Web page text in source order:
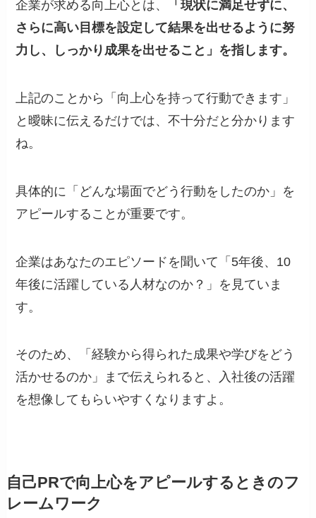
企業が求める向上心とは、
「現状に満足せずに、
さらに高い目標を設定して結果を出せるように努
力し、しっかり成果を出せること」を指します。
上記のことから「向上心を持って行動できます」
と曖昧に伝えるだけでは、不十分だと分かります
ね。
具体的に「どんな場面でどう行動をしたのか」を
アピールすることが重要です。
企業はあなたのエピソードを聞いて「5年後、10
年後に活躍している人材なのか？」を見ていま
す。
そのため、「経験から得られた成果や学びをどう
活かせるのか」まで伝えられると、入社後の活躍
を想像してもらいやすくなりますよ。
自己PRで向上心をアピールするときのフ
レームワーク